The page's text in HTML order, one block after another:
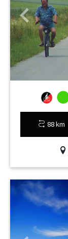
Previous
88 km